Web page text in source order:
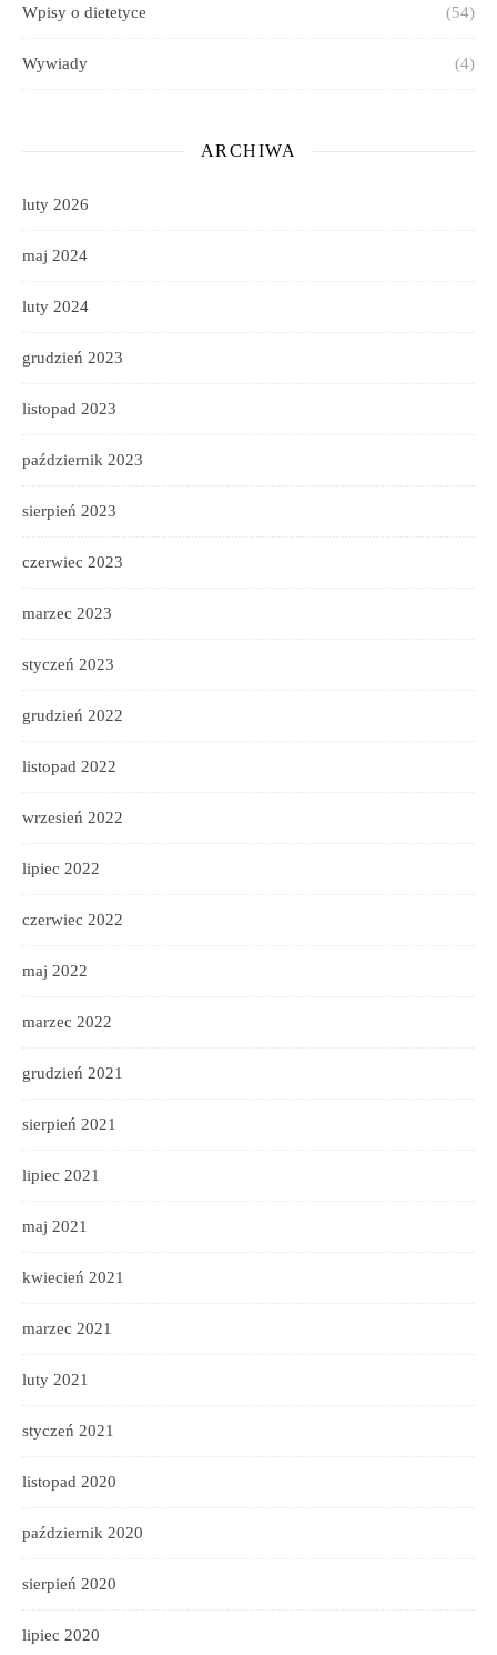
Wpisy o dietetyce (54)
Wywiady (4)
ARCHIWA
luty 2026
maj 2024
luty 2024
grudzień 2023
listopad 2023
październik 2023
sierpień 2023
czerwiec 2023
marzec 2023
styczeń 2023
grudzień 2022
listopad 2022
wrzesień 2022
lipiec 2022
czerwiec 2022
maj 2022
marzec 2022
grudzień 2021
sierpień 2021
lipiec 2021
maj 2021
kwiecień 2021
marzec 2021
luty 2021
styczeń 2021
listopad 2020
październik 2020
sierpień 2020
lipiec 2020